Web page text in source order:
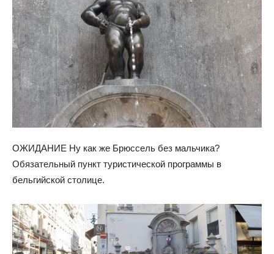
ОЖИДАНИЕ Ну как же Брюссель без мальчика?
Обязательный пункт туристической программы в
бельгийской столице.